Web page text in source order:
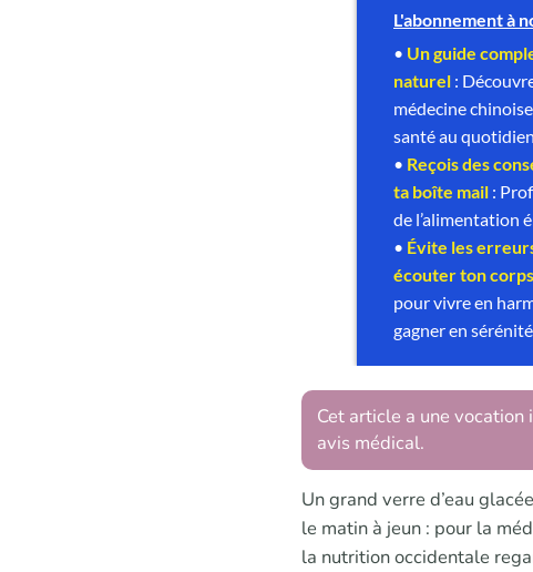
Cet article a une
avis médical.
Un grand verre d’eau
le matin à jeun : pour la
la nutrition occidentale